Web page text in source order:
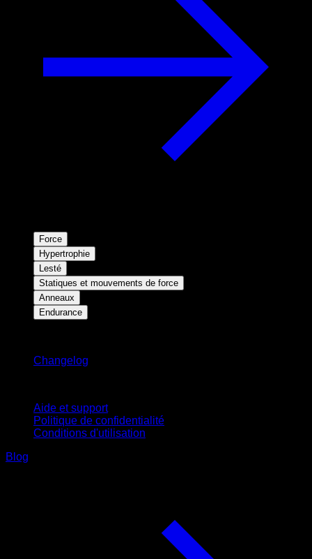
Force
Hypertrophie
Lesté
Statiques et mouvements de force
Anneaux
Endurance
Changelog
Aide et support
Politique de confidentialité
Conditions d'utilisation
Blog